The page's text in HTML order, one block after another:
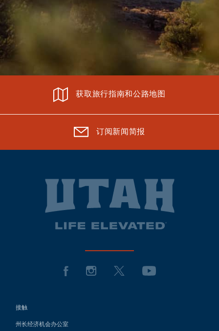
获取旅行指南和公路地图
订阅新闻简报
接触
州长经济机会办公室